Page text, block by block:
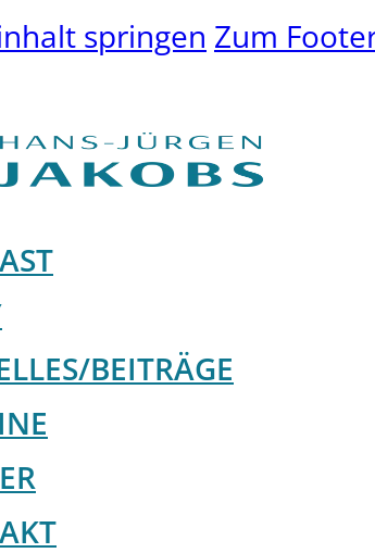
springen Zum
BEITRÄGE